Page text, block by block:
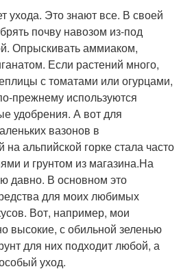
ухода. Это знают все. В своей
почву навозом из-под
Опрыскивать аммиаком,
Если растений много,
с томатами или огурцами,
прежнему используются
удобрения. А вот для
вазонов в
на альпийской горке стала часто
и грунтом из магазина.На
давно. В основном это
для моих любимых
Вот, например, мои
высокие, с обильной зеленью
для них подходит любой, а
уход.